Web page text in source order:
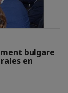
bulgare
en